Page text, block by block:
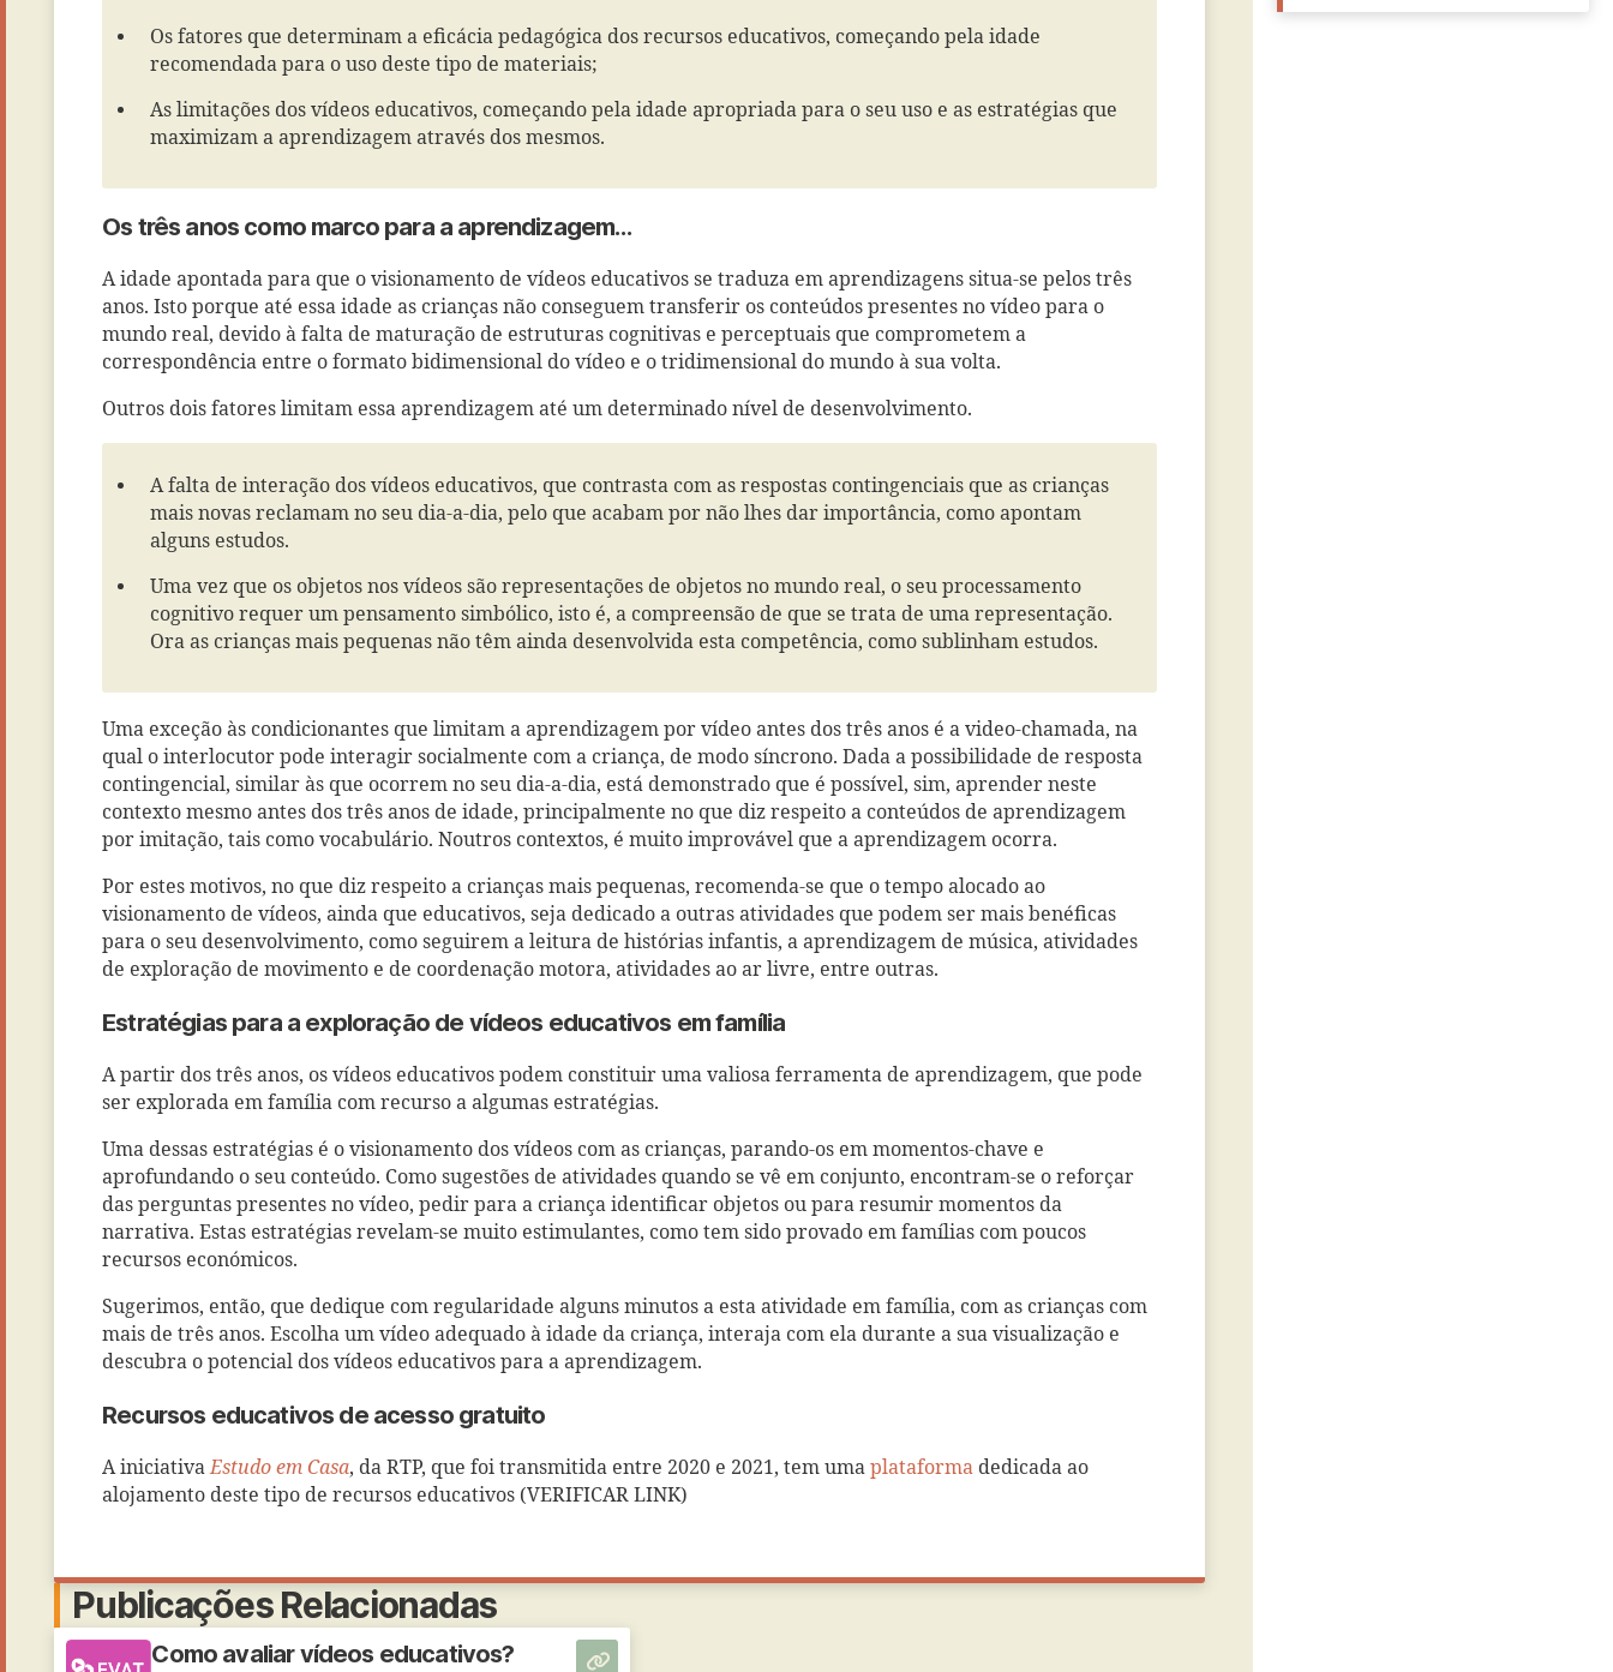
Os fatores que determinam a eficácia pedagógica dos recursos educativos, começando pela idade
recomendada para o uso deste tipo de materiais;
As limitações dos vídeos educativos, começando pela idade apropriada para o seu uso e as estratégias que
maximizam a aprendizagem através dos mesmos.
Os três anos como marco para a aprendizagem…
A idade apontada para que o visionamento de vídeos educativos se traduza em aprendizagens situa-se pelos três
anos. Isto porque até essa idade as crianças não conseguem transferir os conteúdos presentes no vídeo para o
mundo real, devido à falta de maturação de estruturas cognitivas e perceptuais que comprometem a
correspondência entre o formato bidimensional do vídeo e o tridimensional do mundo à sua volta.
Outros dois fatores limitam essa aprendizagem até um determinado nível de desenvolvimento.
A falta de interação dos vídeos educativos, que contrasta com as respostas contingenciais que as crianças
mais novas reclamam no seu dia-a-dia, pelo que acabam por não lhes dar importância, como apontam
alguns estudos.
Uma vez que os objetos nos vídeos são representações de objetos no mundo real, o seu processamento
cognitivo requer um pensamento simbólico, isto é, a compreensão de que se trata de uma representação.
Ora as crianças mais pequenas não têm ainda desenvolvida esta competência, como sublinham estudos.
Uma exceção às condicionantes que limitam a aprendizagem por vídeo antes dos três anos é a video-chamada, na
qual o interlocutor pode interagir socialmente com a criança, de modo síncrono. Dada a possibilidade de resposta
contingencial, similar às que ocorrem no seu dia-a-dia, está demonstrado que é possível, sim, aprender neste
contexto mesmo antes dos três anos de idade, principalmente no que diz respeito a conteúdos de aprendizagem
por imitação, tais como vocabulário. Noutros contextos, é muito improvável que a aprendizagem ocorra.
Por estes motivos, no que diz respeito a crianças mais pequenas, recomenda-se que o tempo alocado ao
visionamento de vídeos, ainda que educativos, seja dedicado a outras atividades que podem ser mais benéficas
para o seu desenvolvimento, como seguirem a leitura de histórias infantis, a aprendizagem de música, atividades
de exploração de movimento e de coordenação motora, atividades ao ar livre, entre outras.
Estratégias para a exploração de vídeos educativos em família
A partir dos três anos, os vídeos educativos podem constituir uma valiosa ferramenta de aprendizagem, que pode
ser explorada em família com recurso a algumas estratégias.
Uma dessas estratégias é o visionamento dos vídeos com as crianças, parando-os em momentos-chave e
aprofundando o seu conteúdo. Como sugestões de atividades quando se vê em conjunto, encontram-se o reforçar
das perguntas presentes no vídeo, pedir para a criança identificar objetos ou para resumir momentos da
narrativa. Estas estratégias revelam-se muito estimulantes, como tem sido provado em famílias com poucos
recursos económicos.
Sugerimos, então, que dedique com regularidade alguns minutos a esta atividade em família, com as crianças com
mais de três anos. Escolha um vídeo adequado à idade da criança, interaja com ela durante a sua visualização e
descubra o potencial dos vídeos educativos para a aprendizagem.
Recursos educativos de acesso gratuito
A iniciativaEstudo em Casa, da RTP, que foi transmitida entre 2020 e 2021, tem uma plataforma dedicada ao
alojamento deste tipo de recursos educativos (VERIFICAR LINK)
Publicações Relacionadas
Como avaliar vídeos educativos?